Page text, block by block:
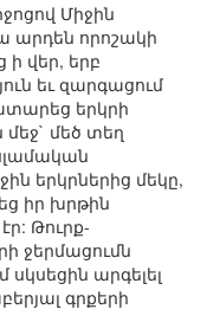
Միջին
արդեն որոշակի
ի վեր, երբ
եւ զարգացում
երկրի
մեծ տեղ
երկրներից մեկը,
իր խրթին
Թուրք-
ջերմացումն
արգելել
գրքերի